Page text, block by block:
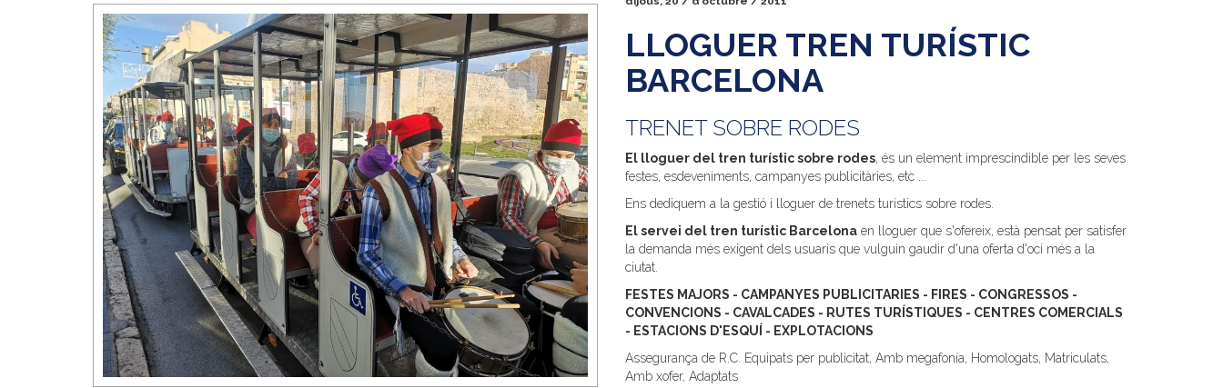
LLOGUER TREN TURÍSTIC
BARCELONA
TRENET SOBRE RODES
El lloguer del tren turístic sobre rodes, és un element imprescindible per les seves
festes, esdeveniments, campanyes publicitàries, etc ...
Ens dediquem a la gestió i lloguer de trenets turístics sobre rodes.
El servei del tren turístic Barcelona en lloguer que s'ofereix, està pensat per satisfer
la demanda més exigent dels usuaris que vulguin gaudir d'una oferta d'oci més a la
ciutat.
FESTES MAJORS - CAMPANYES PUBLICITARIES - FIRES - CONGRESSOS -
CONVENCIONS - CAVALCADES - RUTES TURÍSTIQUES - CENTRES COMERCIALS
- ESTACIONS D'ESQUÍ - EXPLOTACIONS
Assegurança de R.C. Equipats per publicitat, Amb megafonía, Homologats, Matriculats,
Amb xofer, Adaptats